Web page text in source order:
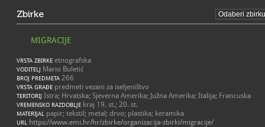
Zbirke
MIGRACIJE
VRSTA ZBIRKE etnografska
VODITELJ Mario Buletić
BROJ PREDMETA 266
VRSTA GRAĐE predmeti vezani za iseljeništvo
TERITORIJ Istra; Hrvatska; Sjeverna Amerika; Južna Amerika; Italija; Francuska
VREMENSKO RAZDOBLJE kraj 19. st.; 20. st.
MATERIJAL papir; tekstil; metal; drvo; plastika; keramika
URL https://www.emi.hr/hr/zbirke/organizacija-zbirki/migracije/